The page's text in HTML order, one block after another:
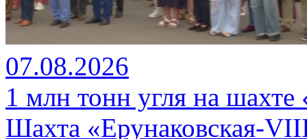
07.08.2026
1 млн тонн угля на
Шахта «Ерунаковская-